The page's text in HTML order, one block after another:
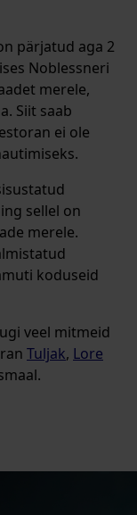
pärjatud aga 2
Noblessneri
merele,
Siit saab
ei ole
sellel on
merele.
koduseid
veel mitmeid
Tuljak, Lore